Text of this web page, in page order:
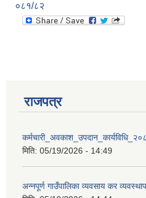
०८१/८२
राजपत्र
मिति: 05/19/2026 - 14:49
अन्नपूर्ण गाउँपालिका व्यवसाय कर